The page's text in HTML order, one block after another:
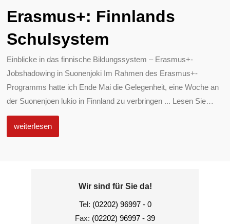
Erasmus+: Finnlands
Schulsystem
Einblicke in das finnische Bildungssystem – Erasmus+-
Jobshadowing in Suonenjoki Im Rahmen des Erasmus+-
Programms hatte ich Ende Mai die Gelegenheit, eine Woche an
der Suonenjoen lukio in Finnland zu verbringen ... Lesen Sie…
weiterlesen
Wir sind für Sie da!
Tel: (02202) 96997 - 0
Fax: (02202) 96997 - 39